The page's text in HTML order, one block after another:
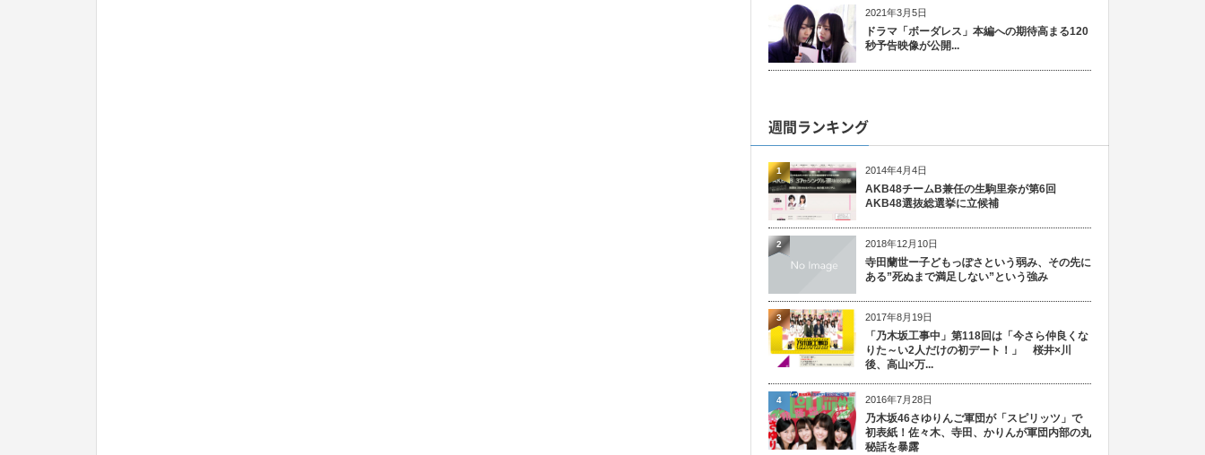
2021年3月5日
ドラマ「ボーダレス」本編への期待高まる120
秒予告映像が公開...
週間ランキング
2014年4月4日
AKB48チームB兼任の生駒里奈が第6回
AKB48選抜総選挙に立候補
1
2018年12月10日
寺田蘭世ー子どもっぽさという弱み、その先に
ある”死ぬまで満足しない”という強み
2
2017年8月19日
「乃木坂工事中」第118回は「今さら仲良くな
りた～い2人だけの初デート！」 桜井×川
後、高山×万...
3
2016年7月28日
乃木坂46さゆりんご軍団が「スピリッツ」で
初表紙！佐々木、寺田、かりんが軍団内部の丸
秘話を暴露
4